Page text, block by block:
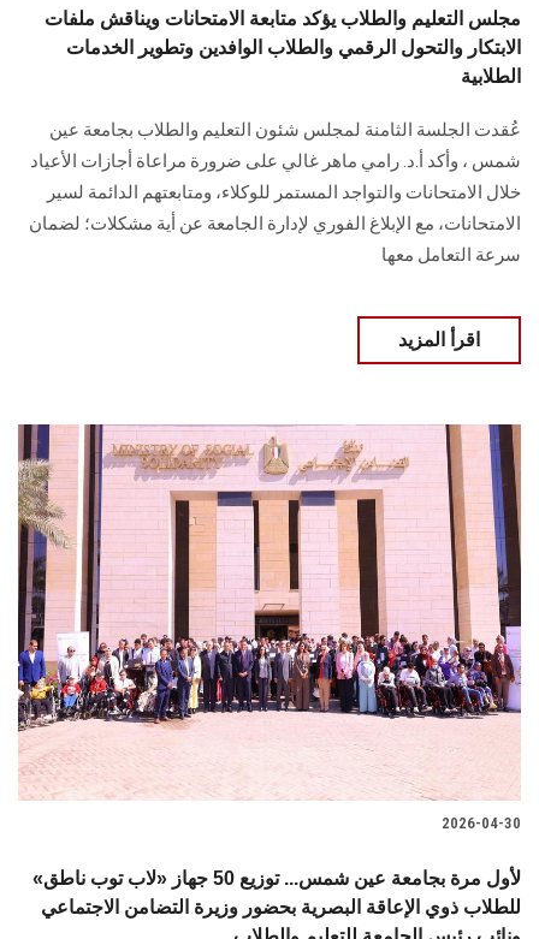
مجلس التعليم والطلاب يؤكد متابعة الامتحانات ويناقش ملفات
الابتكار والتحول الرقمي والطلاب الوافدين وتطوير الخدمات
الطلابية
عُقدت الجلسة الثامنة لمجلس شئون التعليم والطلاب بجامعة عين
شمس ، وأكد أ.د. رامي ماهر غالي على ضرورة مراعاة أجازات الأعياد
خلال الامتحانات والتواجد المستمر للوكلاء، ومتابعتهم الدائمة لسير
الامتحانات، مع الإبلاغ الفوري لإدارة الجامعة عن أية مشكلات؛ لضمان
سرعة التعامل معها
اقرأ المزيد
2026-04-30
لأول مرة بجامعة عين شمس... توزيع 50 جهاز «لاب توب ناطق»
للطلاب ذوي الإعاقة البصرية بحضور وزيرة التضامن الاجتماعي